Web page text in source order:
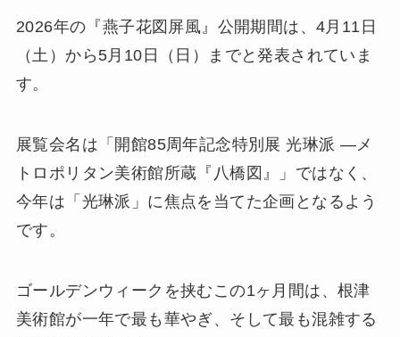
2026年の『燕子花図屏風』公開期間は、4月11日
（土）から5月10日（日）までと発表されていま
す。
展覧会名は「開館85周年記念特別展 光琳派 ―メ
トロポリタン美術館所蔵『八橋図』」ではなく、
今年は「光琳派」に焦点を当てた企画となるよう
です。
ゴールデンウィークを挟むこの1ヶ月間は、根津
美術館が一年で最も華やぎ、そして最も混雑する